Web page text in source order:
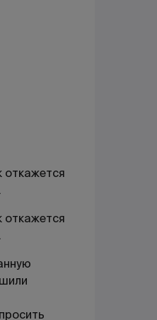
откажется
откажется